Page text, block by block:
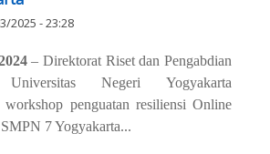
2025 - 23:28
– Direktorat Riset dan Pengabdian
Universitas Negeri Yogyakarta
workshop penguatan resiliensi Online
7 Yogyakarta...